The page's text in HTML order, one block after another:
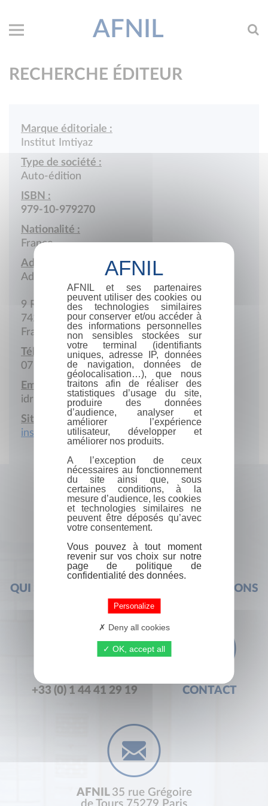
AFNIL
RECHERCHE ÉDITEUR
Marque éditoriale :
Institut Imtiyaz
Type de société :
Auto-édition
ISBN :
979-10-979270
Nationalité :
France
Adresse :
Adresse postale
9 Rue Fernand-David
74200 Thonon-les-Bains
France
Téléphone portable :
07 82 09 26 25
Email :
idris.devos@hotmail.fr
Site Internet :
institut-imtiyaz.com
QUI SOMMES-NOUS ? FOIRE AUX QUESTIONS
+33 (0) 1 44 41 29 19 CONTACT
AFNIL 35 rue Grégoire
AFNIL et ses partenaires
peuvent utiliser des cookies ou
des technologies similaires
pour conserver et/ou accéder à
des informations personnelles
non sensibles stockées sur
votre terminal (identifiants
uniques, adresse IP, données
de navigation, données de
géolocalisation…), que nous
traitons afin de réaliser des
statistiques d’usage du site,
produire des données
d’audience, analyser et
améliorer l’expérience
utilisateur, développer et
améliorer nos produits.
A l’exception de ceux
nécessaires au fonctionnement
du site ainsi que, sous
certaines conditions, à la
mesure d’audience, les cookies
et technologies similaires ne
peuvent être déposés qu’avec
votre consentement.
Vous pouvez à tout moment
revenir sur vos choix sur notre
page de politique de
confidentialité des données.
Personalize
Deny all cookies
OK, accept all